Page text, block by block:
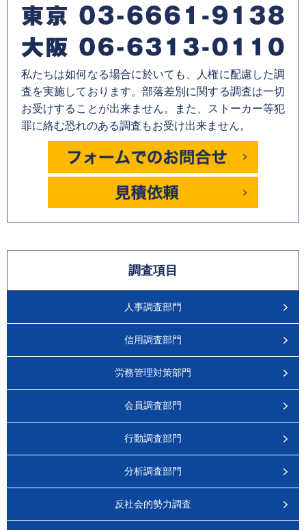
私たちは如何なる場合に於いても、人権に配慮した調
査を実施しております。部落差別に関する調査は一切
お受けすることが出来ません。また、ストーカー等犯
罪に絡む恐れのある調査もお受け出来ません。
調査項目
人事調査部門
信用調査部門
労務管理対策部門
会員調査部門
行動調査部門
分析調査部門
反社会的勢力調査